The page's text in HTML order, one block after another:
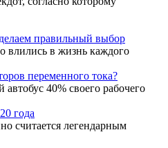
правильный выбор
влились в жизнь каждого
переменного тока?
40% своего рабочего
года
считается легендарным